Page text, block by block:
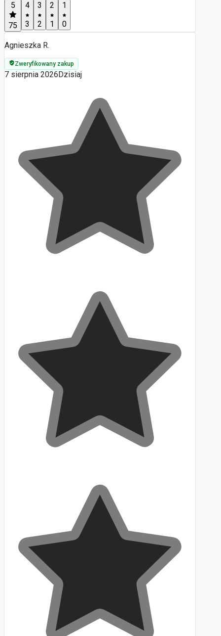
5
75
4
3
3
2
2
1
1
0
Agnieszka R.
Zweryfikowany zakup
7 sierpnia 2026 Dzisiaj